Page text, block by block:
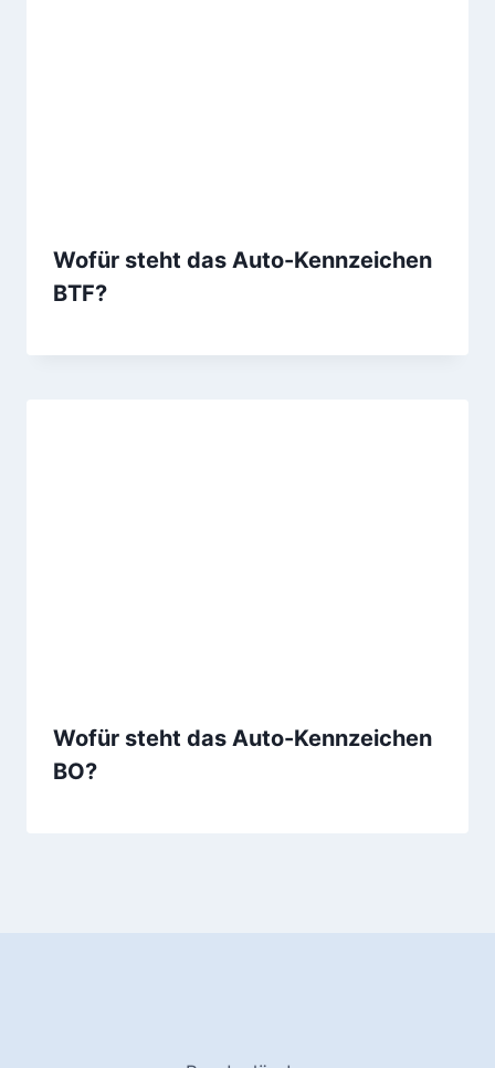
Wofür steht das Auto-Kennzeichen
BTF?
Wofür steht das Auto-Kennzeichen
BO?